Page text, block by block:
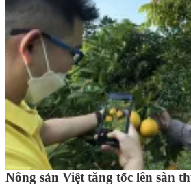
Nông sản Việt tăng tốc lên sàn